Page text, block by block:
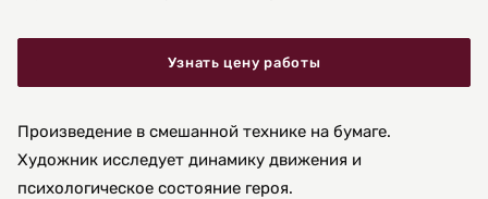
Узнать цену работы
Произведение в смешанной технике на бумаге.
Художник исследует динамику движения и
психологическое состояние героя.